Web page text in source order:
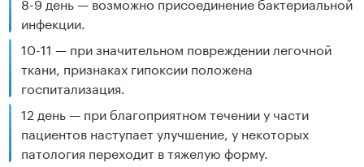
инфекции.
10-11 — при значительном повреждении легочной
ткани, признаках гипоксии положена
госпитализация.
12 день — при благоприятном течении у части
пациентов наступает улучшение, у некоторых
патология переходит в тяжелую форму.